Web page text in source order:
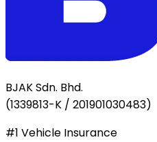
BJAK Sdn. Bhd.
(1339813-K / 201901030483)
#1 Vehicle Insurance